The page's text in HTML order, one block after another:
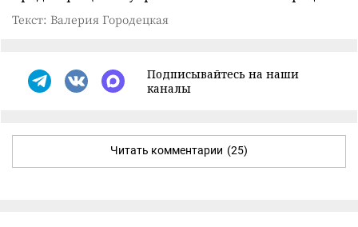
Текст: Валерия Городецкая
Подписывайтесь на наши
каналы
Читать комментарии (25)